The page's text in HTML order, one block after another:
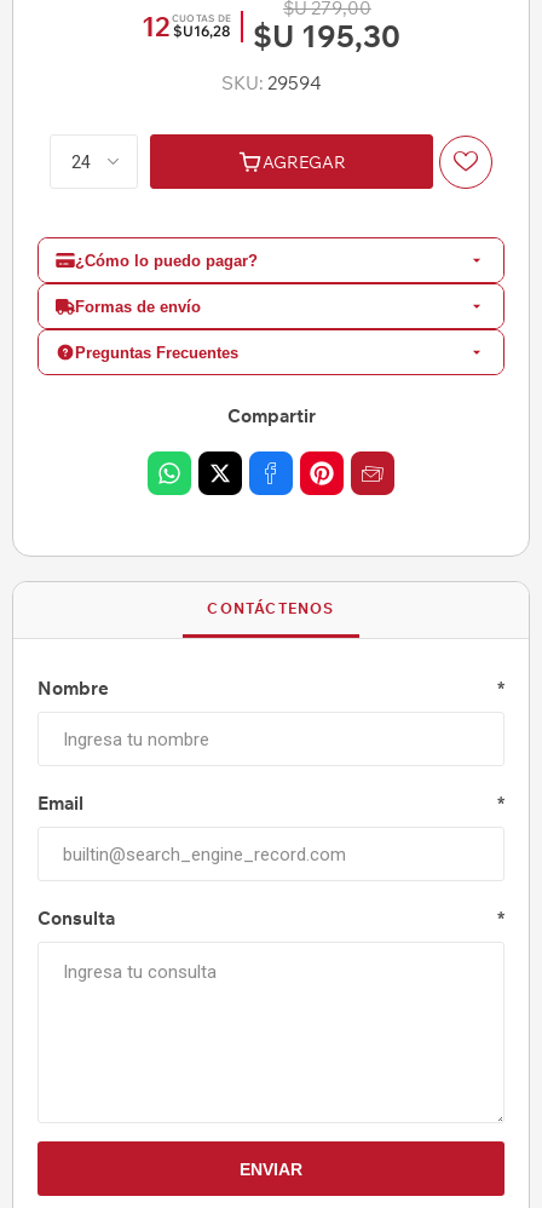
12 CUOTAS DE
$U16,28
$U 279,00
$U 195,30
SKU: 29594
AGREGAR
¿Cómo lo puedo pagar?
Formas de envío
Preguntas Frecuentes
Compartir
CONTÁCTENOS
Nombre *
Email *
Consulta *